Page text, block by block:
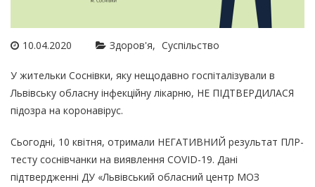
10.04.2020 Здоров'я Суспільство
У жительки Соснівки, яку нещодавно госпіталізували в
Львівську обласну інфекційну лікарню, НЕ ПІДТВЕРДИЛАСЯ
підозра на коронавірус.
Сьогодні, 10 квітня, отримали НЕГАТИВНИЙ результат ПЛР-
тесту соснівчанки на виявлення COVID-19. Дані
підтвердженні ДУ «Львівський обласний центр МОЗ